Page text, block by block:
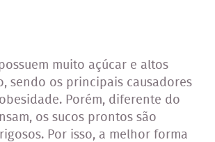
muito açúcar e altos
sendo os principais causadores
Porém, diferente do
os sucos prontos são
Por isso, a melhor forma